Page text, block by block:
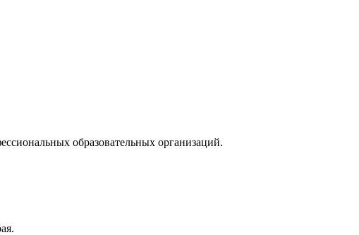
образовательных организаций.